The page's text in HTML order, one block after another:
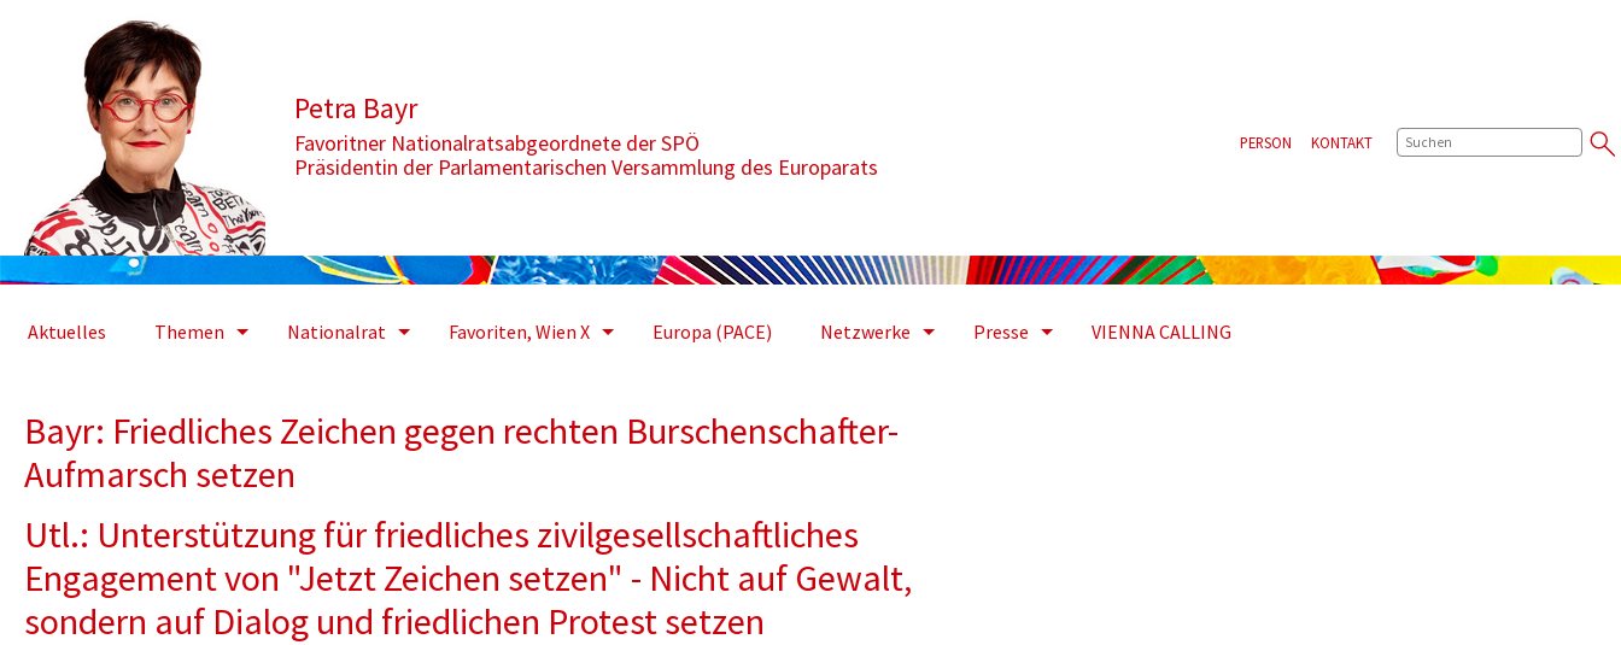
Petra Bayr
Favoritner Nationalratsabgeordnete der SPÖ
Präsidentin der Parlamentarischen Versammlung des Europarats
PERSON KONTAKTSUCHE
Aktuelles Themen Nationalrat Favoriten, Wien X Europa (PACE) Netzwerke Presse VIENNA CALLING
Bayr: Friedliches Zeichen gegen rechten Burschenschafter-
Aufmarsch setzen
Utl.: Unterstützung für friedliches zivilgesellschaftliches
Engagement von "Jetzt Zeichen setzen" - Nicht auf Gewalt,
sondern auf Dialog und friedlichen Protest setzen